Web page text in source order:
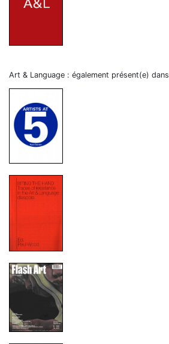
Art & Language : également présent(e) dans